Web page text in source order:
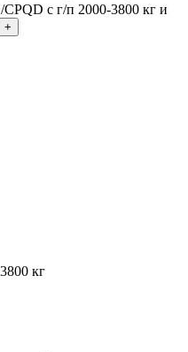
с г/п 2000-3800 кг и
+
кг